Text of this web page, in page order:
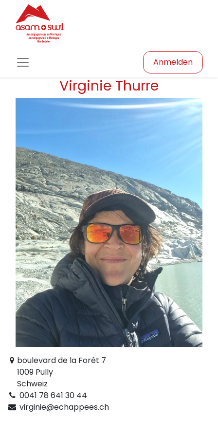
Anmelden
Virginie Thurre
boulevard de la Forêt 7
1009 Pully
Schweiz
0041 78 641 30 44
virginie@echappees.ch